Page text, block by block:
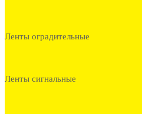
Ленты оградительные
Ленты сигнальные